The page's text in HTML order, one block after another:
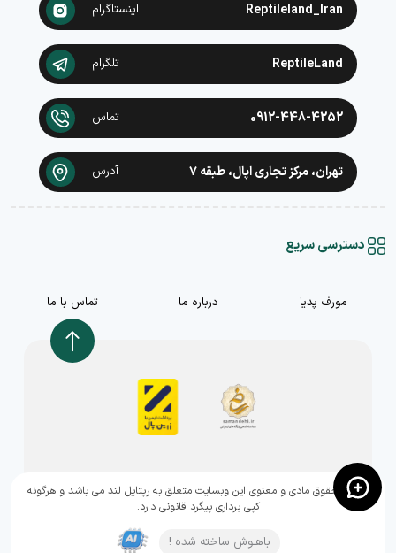
Reptileland_Iran اینستاگرام
ReptileLand تلگرام
0912-448-4252 تماس
تهران، مرکز تجاری اپال، طبقه ۷ آدرس
دسترسی سریع
مورف پدیا درباره ما تماس با ما
,تمامی حقوق مادی و معنوی این وبسایت متعلق به رپتایل لند می باشد و هرگونه
کپی برداری پیگرد قانونی دارد.
باهـوش ساخته شده !